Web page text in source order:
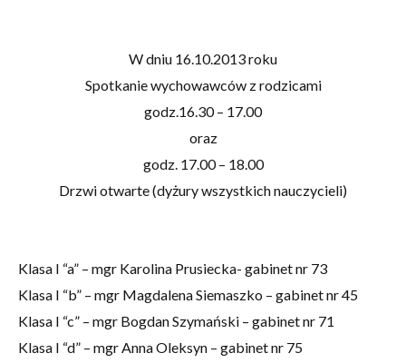
W dniu 16.10.2013 roku
Spotkanie wychowawców z rodzicami
godz.16.30 – 17.00
oraz
godz. 17.00 – 18.00
Drzwi otwarte (dyżury wszystkich nauczycieli)
Klasa I “a” – mgr Karolina Prusiecka- gabinet nr 73
Klasa I “b” – mgr Magdalena Siemaszko – gabinet nr 45
Klasa I “c” – mgr Bogdan Szymański – gabinet nr 71
Klasa I “d” – mgr Anna Oleksyn – gabinet nr 75